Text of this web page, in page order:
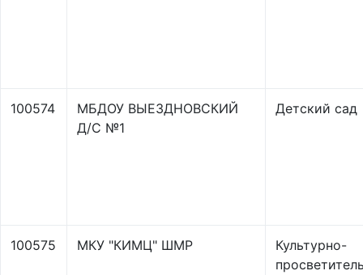
100574
МБДОУ ВЫЕЗДНОВСКИЙ
Д/С №1
Детский сад
100575 МКУ "КИМЦ" ШМР
Культурно-